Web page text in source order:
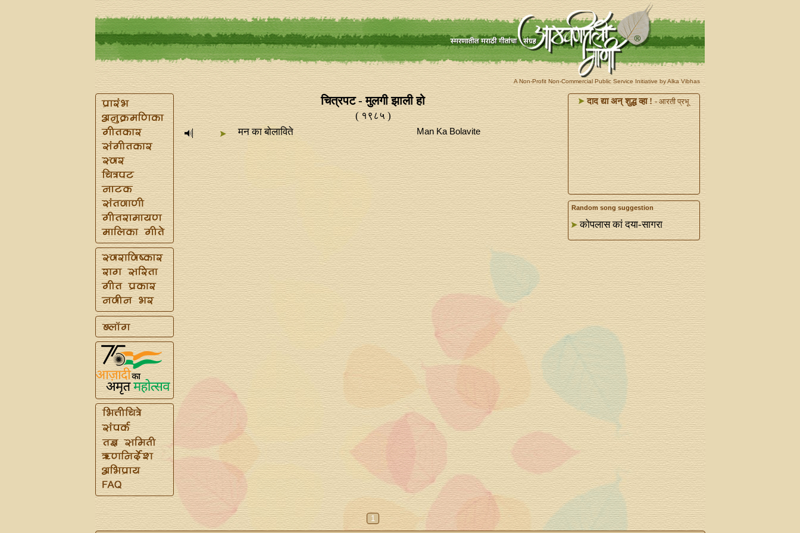
A Non-Profit Non-Commercial Public Service Initiative by Alka Vibhas
चित्रपट - मुलगी झाली हो
( १९८५ )
मन का बोलाविते
Man Ka Bolavite
दाद द्या अन्‌ शुद्ध व्हा ! - आरती प्रभू
Random song suggestion
कोपलास कां दया-सागरा